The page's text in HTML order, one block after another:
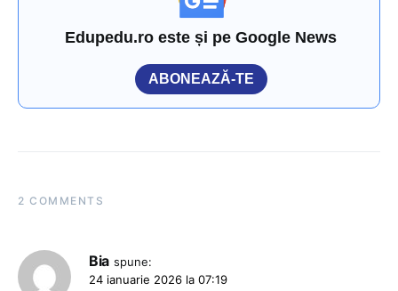
Edupedu.ro este și pe Google News
ABONEAZĂ-TE
2 COMMENTS
Bia spune:
24 ianuarie 2026 la 07:19